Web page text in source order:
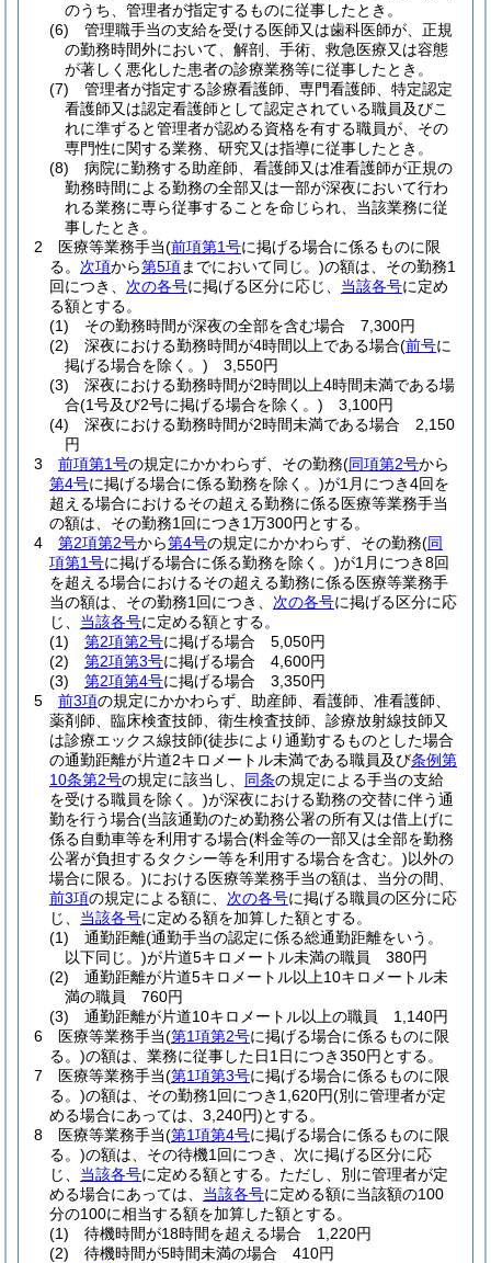
のうち、管理者が指定するものに従事したとき。
(6)
管理職手当の支給を受ける医師又は歯科医師が、正規
の勤務時間外において、解剖、手術、救急医療又は容態
が著しく悪化した患者の診療業務等に従事したとき。
(7)
管理者が指定する診療看護師、専門看護師、特定認定
看護師又は認定看護師として認定されている職員及びこ
れに準ずると管理者が認める資格を有する職員が、その
専門性に関する業務、研究又は指導に従事したとき。
(8)
病院に勤務する助産師、看護師又は准看護師が正規の
勤務時間による勤務の全部又は一部が深夜において行わ
れる業務に専ら従事することを命じられ、当該業務に従
事したとき。
2
医療等業務手当(前項第1号に掲げる場合に係るものに限
る。 次項から第5項までにおいて同じ。)の額は、その勤務1
回につき、 次の各号に掲げる区分に応じ、 当該各号に定め
る額とする。
(1)
その勤務時間が深夜の全部を含む場合 7,300円
(2)
深夜における勤務時間が4時間以上である場合(前号に
掲げる場合を除く。) 3,550円
(3)
深夜における勤務時間が2時間以上4時間未満である場
合(1号及び2号に掲げる場合を除く。) 3,100円
(4)
深夜における勤務時間が2時間未満である場合 2,150
円
3
前項第1号の規定にかかわらず、その勤務(同項第2号から
第4号に掲げる場合に係る勤務を除く。)が1月につき4回を
超える場合におけるその超える勤務に係る医療等業務手当
の額は、その勤務1回につき1万300円とする。
4
第2項第2号から第4号の規定にかかわらず、その勤務(同
項第1号に掲げる場合に係る勤務を除く。)が1月につき8回
を超える場合におけるその超える勤務に係る医療等業務手
当の額は、その勤務1回につき、 次の各号に掲げる区分に応
じ、 当該各号に定める額とする。
(1)
第2項第2号に掲げる場合 5,050円
(2)
第2項第3号に掲げる場合 4,600円
(3)
第2項第4号に掲げる場合 3,350円
5
前3項の規定にかかわらず、助産師、看護師、准看護師、
薬剤師、臨床検査技師、衛生検査技師、診療放射線技師又
は診療エックス線技師(徒歩により通勤するものとした場合
の通勤距離が片道2キロメートル未満である職員及び条例第
10条第2号の規定に該当し、 同条の規定による手当の支給
を受ける職員を除く。)が深夜における勤務の交替に伴う通
勤を行う場合(当該通勤のため勤務公署の所有又は借上げに
係る自動車等を利用する場合(料金等の一部又は全部を勤務
公署が負担するタクシー等を利用する場合を含む。)以外の
場合に限る。)における医療等業務手当の額は、当分の間、
前3項の規定による額に、 次の各号に掲げる職員の区分に応
じ、 当該各号に定める額を加算した額とする。
(1)
通勤距離(通勤手当の認定に係る総通勤距離をいう。
以下同じ。)が片道5キロメートル未満の職員 380円
(2)
通勤距離が片道5キロメートル以上10キロメートル未
満の職員 760円
(3)
通勤距離が片道10キロメートル以上の職員 1,140円
6
医療等業務手当(第1項第2号に掲げる場合に係るものに限
る。)の額は、業務に従事した日1日につき350円とする。
7
医療等業務手当(第1項第3号に掲げる場合に係るものに限
る。)の額は、その勤務1回につき1,620円(別に管理者が定
める場合にあっては、3,240円)とする。
8
医療等業務手当(第1項第4号に掲げる場合に係るものに限
る。)の額は、その待機1回につき、次に掲げる区分に応
じ、 当該各号に定める額とする。 ただし、別に管理者が定
める場合にあっては、 当該各号に定める額に当該額の100
分の100に相当する額を加算した額とする。
(1)
待機時間が18時間を超える場合 1,220円
(2)
待機時間が5時間未満の場合 410円